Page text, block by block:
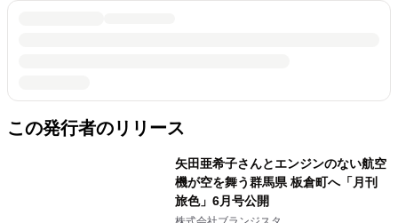
この発行者のリリース
矢田亜希子さんとエンジンのない航空
機が空を舞う群馬県 板倉町へ「月刊
旅色」6月号公開